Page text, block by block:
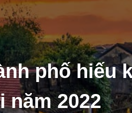
phố hiếu
năm 2022